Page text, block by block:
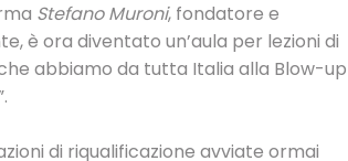
Stefano Muroni, fondatore e
è ora diventato un’aula per lezioni di
abbiamo da tutta Italia alla Blow-up
di riqualificazione avviate ormai